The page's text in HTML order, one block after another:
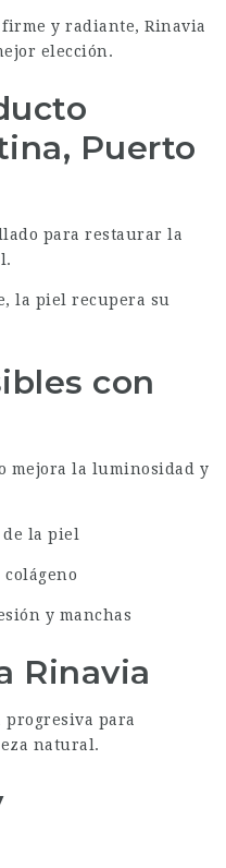
y radiante, Rinavia
elección.
Puerto
para restaurar la
la piel recupera su
con
mejora la luminosidad y
la piel
y manchas
Rinavia
progresiva para
natural.